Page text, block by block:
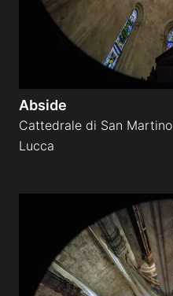
Abside
Cattedrale di San Martino
Lucca